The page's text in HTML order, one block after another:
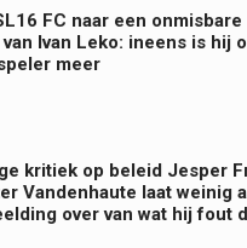
FC naar een
Ivan Leko: ineens is hij
meer
kritiek op beleid Jesper
Vandenhaute laat weinig
over van wat hij fout